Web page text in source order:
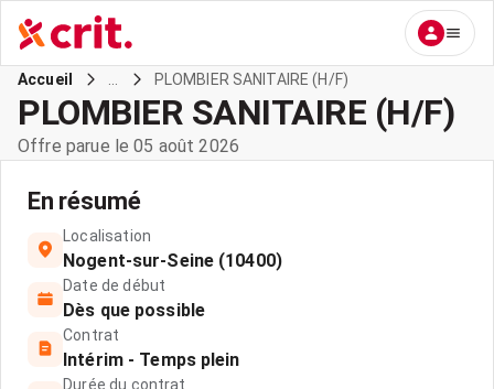
Accueil PLOMBIER SANITAIRE (H/F)
PLOMBIER SANITAIRE (H/F)
Offre parue le 05 août 2026
En résumé
Localisation
Nogent-sur-Seine (10400)
Date de début
Dès que possible
Contrat
Intérim - Temps plein
Durée du contrat